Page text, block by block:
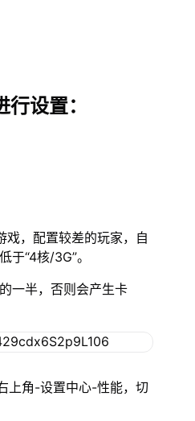
设置：
戏，配置较差的玩家，自
“4核/3G”。
一半，否则会产生卡
上角-设置中心-性能，切